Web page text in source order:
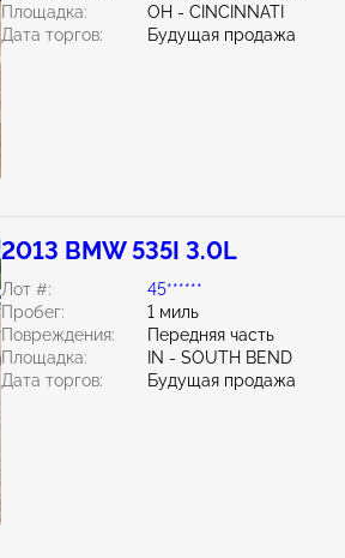
Площадка:
OH - CINCINNATI
Дата торгов:
Будущая продажа
2013 BMW 535I 3.0L
Лот #:
45******
Пробег:
1 миль
Повреждения:
Передняя часть
Площадка:
IN - SOUTH BEND
Дата торгов:
Будущая продажа